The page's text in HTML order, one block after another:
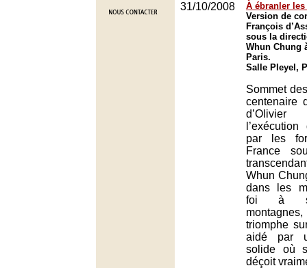
31/10/2008
À ébranler
Version de
François
sous la
Whun Chung
Paris.
Salle Pleyel,
Sommet
centenaire
par les
France
Whun
dans les
foi à
triomphe
aidé par
solide où
déçoit